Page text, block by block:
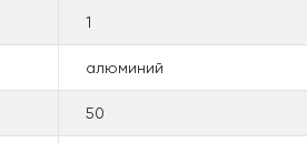
1
алюминий
50